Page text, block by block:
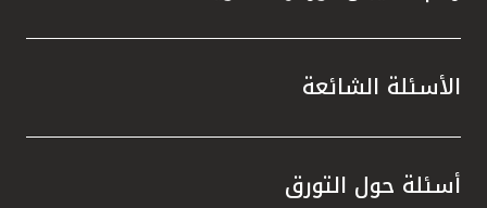
الأسئلة الشائعة
أسئلة حول التورق